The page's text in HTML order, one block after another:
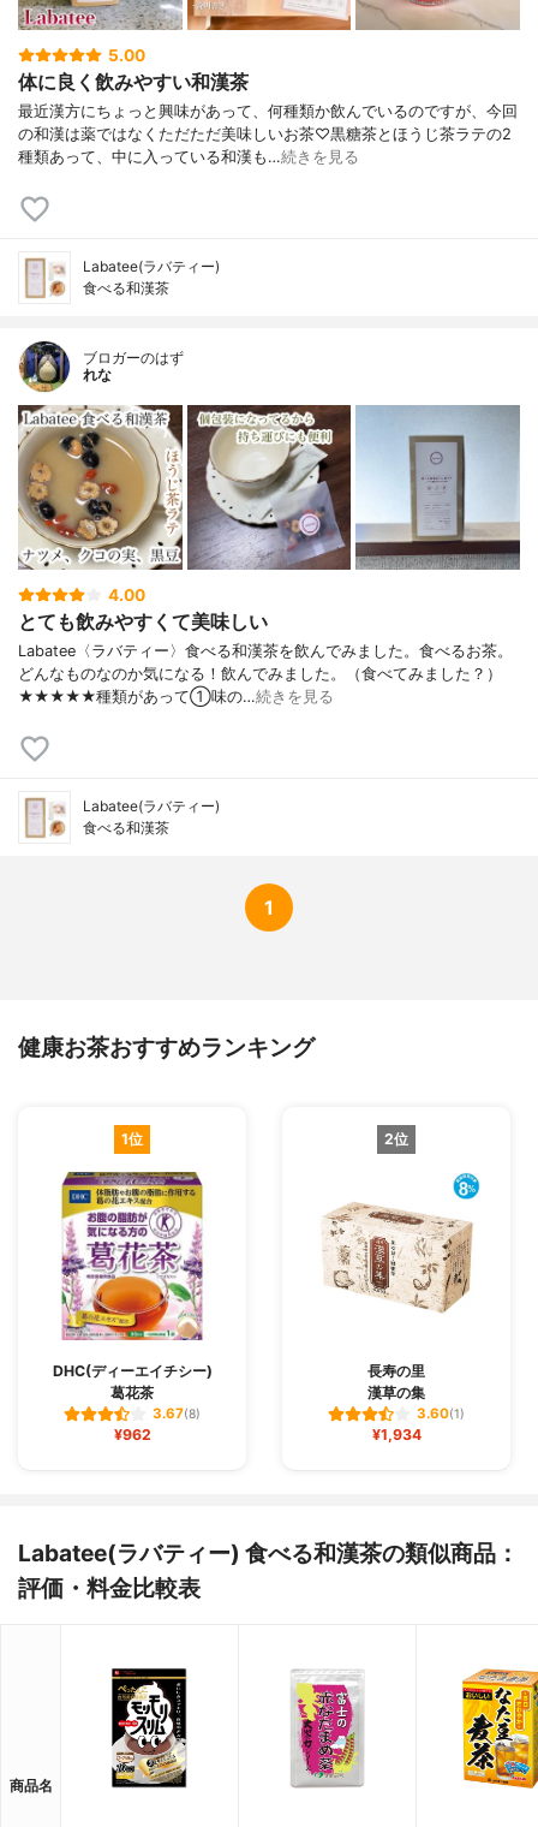
5.00
体に良く飲みやすい和漢茶
最近漢方にちょっと興味があって、何種類か飲んでいるのですが、今回
の和漢は薬ではなくただただ美味しいお茶♡黒糖茶とほうじ茶ラテの2
種類あって、中に入っている和漢も…続きを見る
Labatee(ラバティー)
食べる和漢茶
ブロガーのはず
れな
4.00
とても飲みやすくて美味しい
Labatee〈ラバティー〉食べる和漢茶を飲んでみました。食べるお茶。
どんなものなのか気になる！飲んでみました。（食べてみました？）
★★★★★種類があって①味の…続きを見る
Labatee(ラバティー)
食べる和漢茶
1
健康お茶おすすめランキング
1位
DHC(ディーエイチシー)
葛花茶
3.67(8)
¥962
2位
長寿の里
漢草の集
3.60(1)
¥1,934
Labatee(ラバティー) 食べる和漢茶の類似商品：
評価・料金比較表
商品名